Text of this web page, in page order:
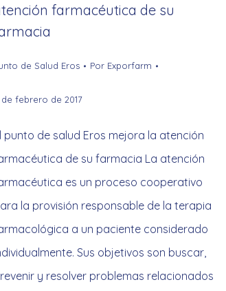
farmacéutica de su
de Salud Eros Por Exporfarm
de febrero de 2017
punto de salud Eros mejora la atención
de su farmacia La atención
es un proceso cooperativo
la provisión responsable de la terapia
a un paciente considerado
Sus objetivos son buscar,
y resolver problemas relacionados